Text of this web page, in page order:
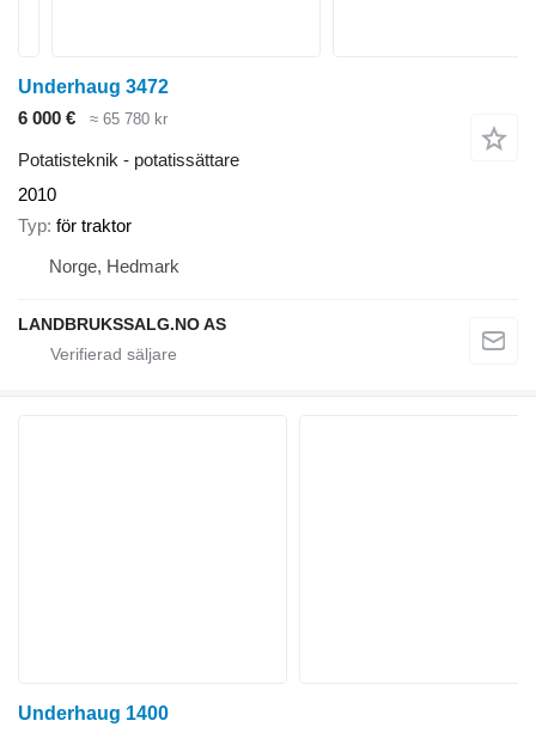
Underhaug 3472
6 000 €
≈ 65 780 kr
Potatisteknik - potatissättare
2010
Typ för traktor
Norge, Hedmark
LANDBRUKSSALG.NO AS
Underhaug 1400